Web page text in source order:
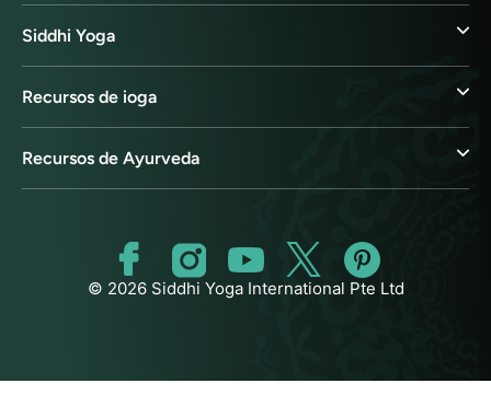
Siddhi Yoga
Recursos de ioga
Recursos de Ayurveda
© 2026 Siddhi Yoga International Pte Ltd